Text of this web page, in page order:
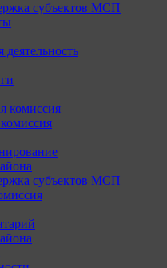
субъектов МСП
деятельность
комиссия
субъектов МСП